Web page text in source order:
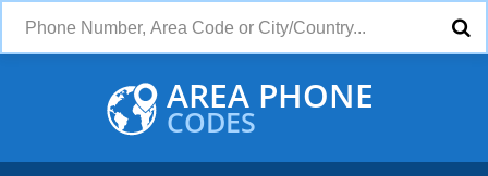
AREA PHONE
CODES